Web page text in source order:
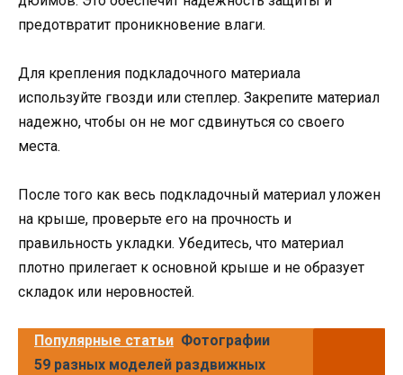
предотвратит проникновение влаги.
Для крепления подкладочного материала
используйте гвозди или степлер. Закрепите материал
надежно, чтобы он не мог сдвинуться со своего
места.
После того как весь подкладочный материал уложен
на крыше, проверьте его на прочность и
правильность укладки. Убедитесь, что материал
плотно прилегает к основной крыше и не образует
складок или неровностей.
Популярные статьи Фотографии
59 разных моделей раздвижных